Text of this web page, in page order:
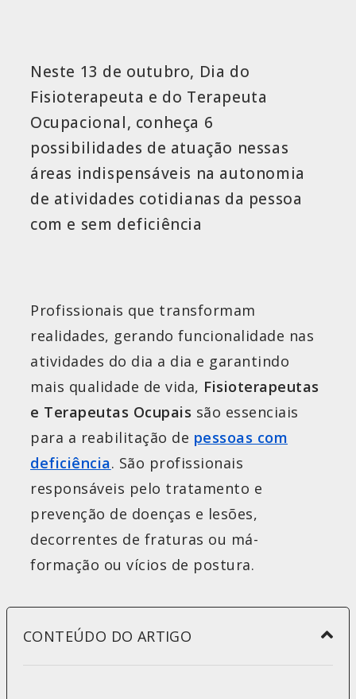
Neste 13 de outubro, Dia do
Fisioterapeuta e do Terapeuta
Ocupacional, conheça 6
possibilidades de atuação nessas
áreas indispensáveis na autonomia
de atividades cotidianas da pessoa
com e sem deficiência
Profissionais que transformam
realidades, gerando funcionalidade nas
atividades do dia a dia e garantindo
mais qualidade de vida, Fisioterapeutas
e Terapeutas Ocupais são essenciais
para a reabilitação de pessoas com
deficiência. São profissionais
responsáveis pelo tratamento e
prevenção de doenças e lesões,
decorrentes de fraturas ou má-
formação ou vícios de postura.
CONTEÚDO DO ARTIGO